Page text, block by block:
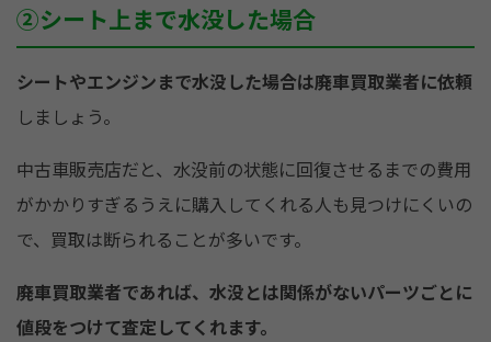
②シート上まで水没した場合
シートやエンジンまで水没した場合は廃車買取業者に依頼
しましょう。
中古車販売店だと、水没前の状態に回復させるまでの費用
がかかりすぎるうえに購入してくれる人も見つけにくいの
で、買取は断られることが多いです。
廃車買取業者であれば、水没とは関係がないパーツごとに
値段をつけて査定してくれます。